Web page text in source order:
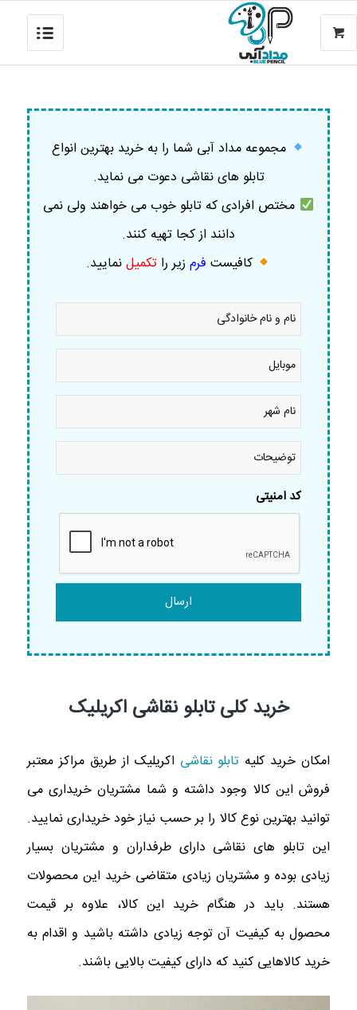
مجموعه مداد آبی شما را به خرید بهترین انواع
تابلو های نقاشی دعوت می نماید.
مختص افرادی که تابلو خوب می خواهند ولی نمی
دانند از کجا تهیه کنند.
کافیست فرم زیر را تکمیلنمایید.
نام
نام
خانوادگی
موبایل
نام
شهر *
توضیحات
کد امنیتی
خرید کلی تابلو نقاشی اکریلیک
امکان خرید کلیه تابلو نقاشی اکریلیک از طریق مراکز معتبر
فروش این کالا وجود داشته و شما مشتریان خریداری می
توانید بهترین نوع کالا را بر حسب نیاز خود خریداری نمایید.
این تابلو های نقاشی دارای طرفداران و مشتریان بسیار
زیادی بوده و مشتریان زیادی متقاضی خرید این محصولات
هستند. باید در هنگام خرید این کالا، علاوه بر قیمت
محصول به کیفیت آن توجه زیادی داشته باشید و اقدام به
خرید کالاهایی کنید که دارای کیفیت بالایی باشند.